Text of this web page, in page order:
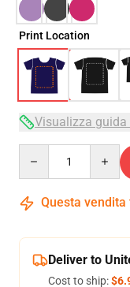
Print Location
Visualizza
Questa
Deliver to
Cost to ship: